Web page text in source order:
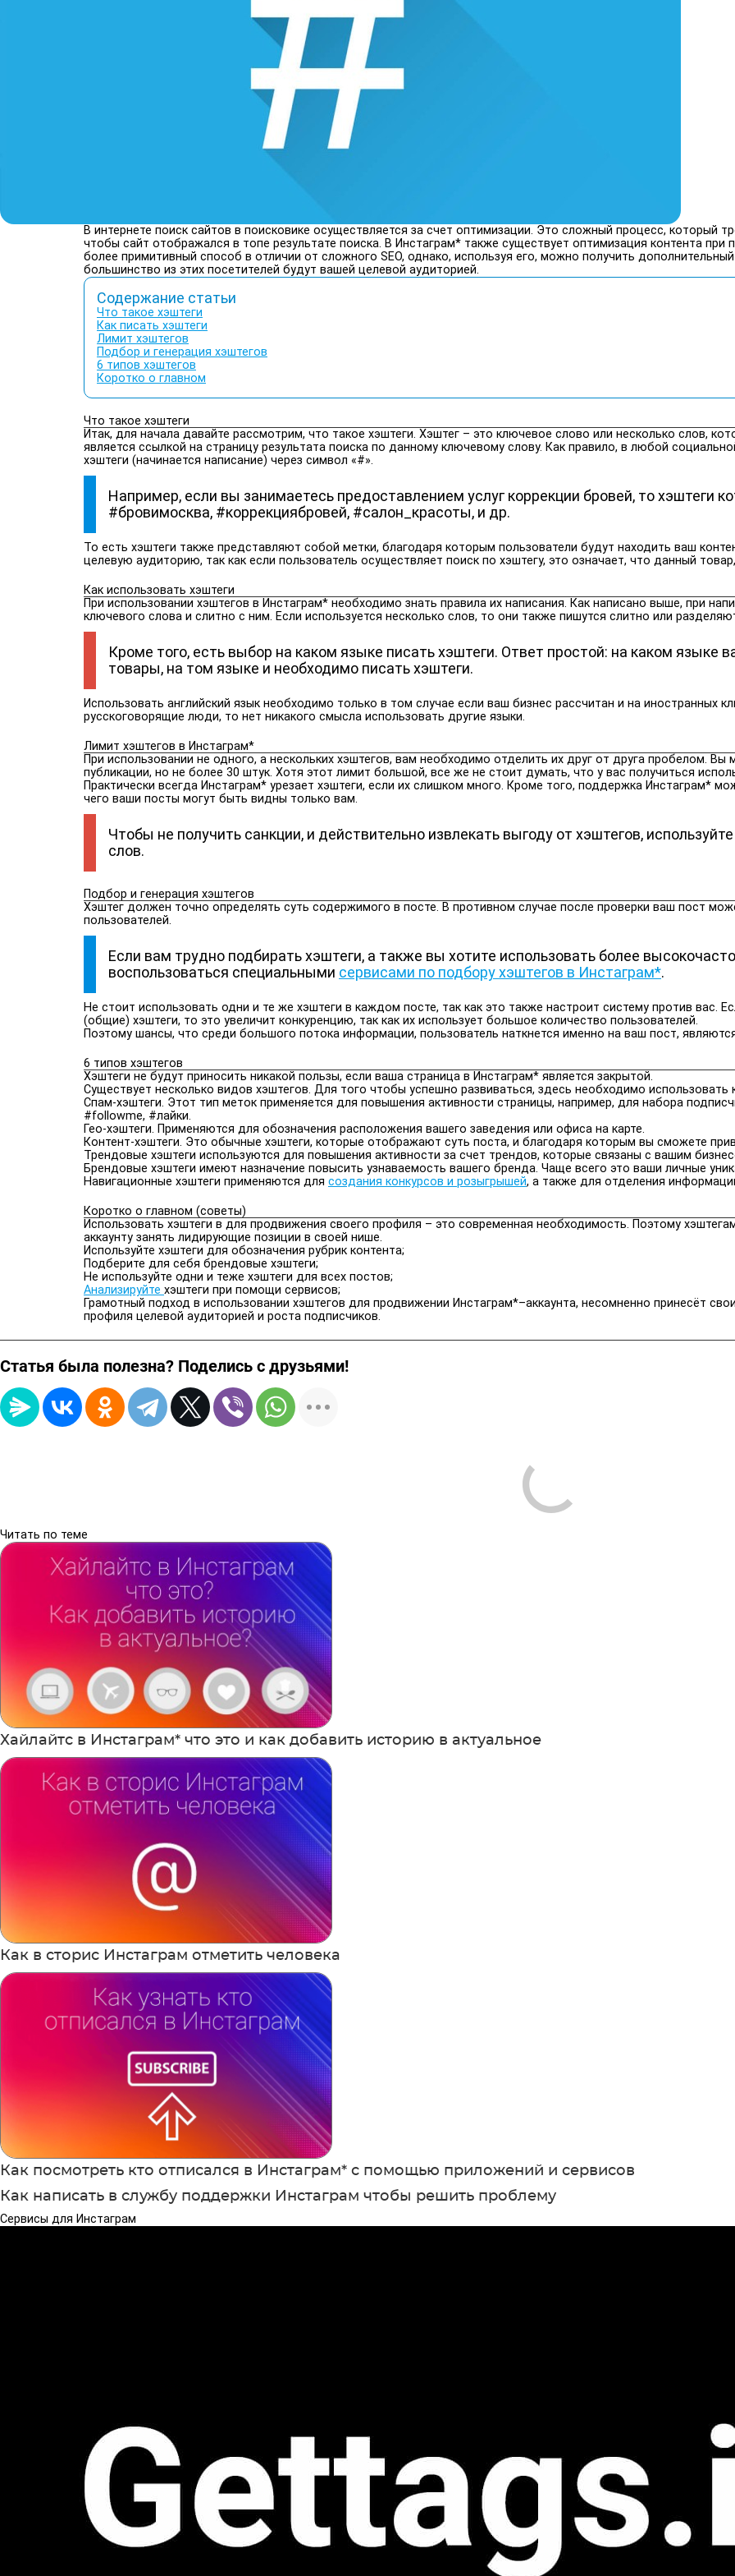
В интернете поиск сайтов в поисковике осуществляется за счет оптимизации. Это сложный процесс, который
чтобы сайт отображался в топе результате поиска. В Инстаграм* также существует оптимизация контента
более примитивный способ в отличии от сложного SEO, однако, используя его, можно получить
большинство из этих посетителей будут вашей целевой аудиторией.
Содержание статьи
Что такое хэштеги
Как писать хэштеги
Лимит хэштегов
Подбор и генерация хэштегов
6 типов хэштегов
Коротко о главном
Что такое хэштеги
Итак, для начала давайте рассмотрим, что такое хэштеги. Хэштег – это ключевое слово или несколько слов,
является ссылкой на страницу результата поиска по данному ключевому слову. Как правило, в любой
хэштеги (начинается написание) через символ «#».
Например, если вы занимаетесь предоставлением услуг коррекции бровей, то хэштеги
#бровимосква, #коррекциябровей, #салон_красоты, и др.
То есть хэштеги также представляют собой метки, благодаря которым пользователи будут находить ваш
целевую аудиторию, так как если пользователь осуществляет поиск по хэштегу, это означает, что данный
Как использовать хэштеги
При использовании хэштегов в Инстаграм* необходимо знать правила их написания. Как написано выше, при
ключевого слова и слитно с ним. Если используется несколько слов, то они также пишутся слитно или
Кроме того, есть выбор на каком языке писать хэштеги. Ответ простой: на каком языке
товары, на том языке и необходимо писать хэштеги.
Использовать английский язык необходимо только в том случае если ваш бизнес рассчитан и на иностранных
русскоговорящие люди, то нет никакого смысла использовать другие языки.
Лимит хэштегов в Инстаграм*
При использовании не одного, а нескольких хэштегов, вам необходимо отделить их друг от друга пробелом.
публикации, но не более 30 штук. Хотя этот лимит большой, все же не стоит думать, что у вас получиться
Практически всегда Инстаграм* урезает хэштеги, если их слишком много. Кроме того, поддержка Инстаграм*
чего ваши посты могут быть видны только вам.
Чтобы не получить санкции, и действительно извлекать выгоду от хэштегов,
слов.
Подбор и генерация хэштегов
Хэштег должен точно определять суть содержимого в посте. В противном случае после проверки ваш пост
пользователей.
Если вам трудно подбирать хэштеги, а также вы хотите использовать более
воспользоваться специальными сервисами по подбору хэштегов в Инстаграм*.
Не стоит использовать одни и те же хэштеги в каждом посте, так как это также настроит систему против вас.
(общие) хэштеги, то это увеличит конкуренцию, так как их использует большое количество пользователей.
Поэтому шансы, что среди большого потока информации, пользователь наткнется именно на ваш пост,
6 типов хэштегов
Хэштеги не будут приносить никакой пользы, если ваша страница в Инстаграм* является закрытой.
Существует несколько видов хэштегов. Для того чтобы успешно развиваться, здесь необходимо использовать
Спам-хэштеги. Этот тип меток применяется для повышения активности страницы, например, для набора
#followme, #лайки.
Гео-хэштеги. Применяются для обозначения расположения вашего заведения или офиса на карте.
Контент-хэштеги. Это обычные хэштеги, которые отображают суть поста, и благодаря которым вы сможете
Трендовые хэштеги используются для повышения активности за счет трендов, которые связаны с вашим
Брендовые хэштеги имеют назначение повысить узнаваемость вашего бренда. Чаще всего это ваши личные
Навигационные хэштеги применяются для создания конкурсов и розыгрышей, а также для отделения
Коротко о главном (советы)
Использовать хэштеги в для продвижения своего профиля – это современная необходимость. Поэтому
аккаунту занять лидирующие позиции в своей нише.
Используйте хэштеги для обозначения рубрик контента;
Подберите для себя брендовые хэштеги;
Не используйте одни и теже хэштеги для всех постов;
Анализируйте хэштеги при помощи сервисов;
Грамотный подход в использовании хэштегов для продвижении Инстаграм*–аккаунта, несомненно принесёт
профиля целевой аудиторией и роста подписчиков.
Статья была полезна? Поделись с друзьями!
Читать по теме
Хайлайтс в Инстаграм* что это и как добавить историю в актуальное
Как в сторис Инстаграм отметить человека
Как посмотреть кто отписался в Инстаграм* с помощью приложений и сервисов
Как написать в службу поддержки Инстаграм чтобы решить проблему
Сервисы для Инстаграм